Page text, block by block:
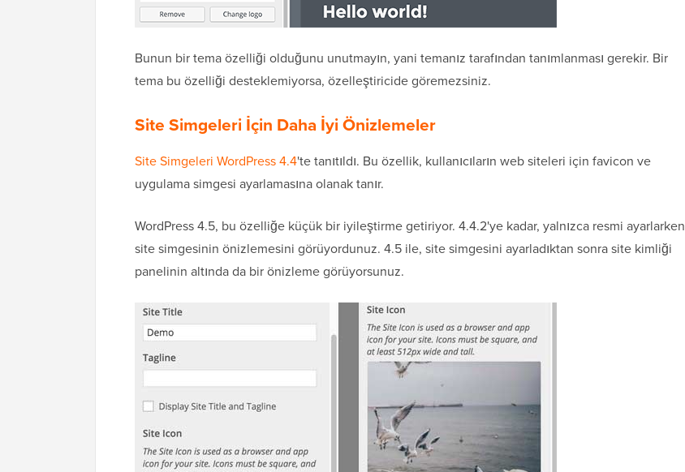
Bunun bir tema özelliği olduğunu unutmayın, yani temanız tarafından tanımlanması gerekir. Bir
tema bu özelliği desteklemiyorsa, özelleştiricide göremezsiniz.
Site Simgeleri İçin Daha İyi Önizlemeler
Site Simgeleri WordPress 4.4'te tanıtıldı. Bu özellik, kullanıcıların web siteleri için favicon ve
uygulama simgesi ayarlamasına olanak tanır.
WordPress 4.5, bu özelliğe küçük bir iyileştirme getiriyor. 4.4.2'ye kadar, yalnızca resmi ayarlarken
site simgesinin önizlemesini görüyordunuz. 4.5 ile, site simgesini ayarladıktan sonra site kimliği
panelinin altında da bir önizleme görüyorsunuz.